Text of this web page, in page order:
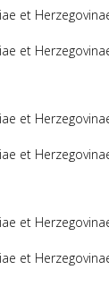
et
et
et
et
et
et